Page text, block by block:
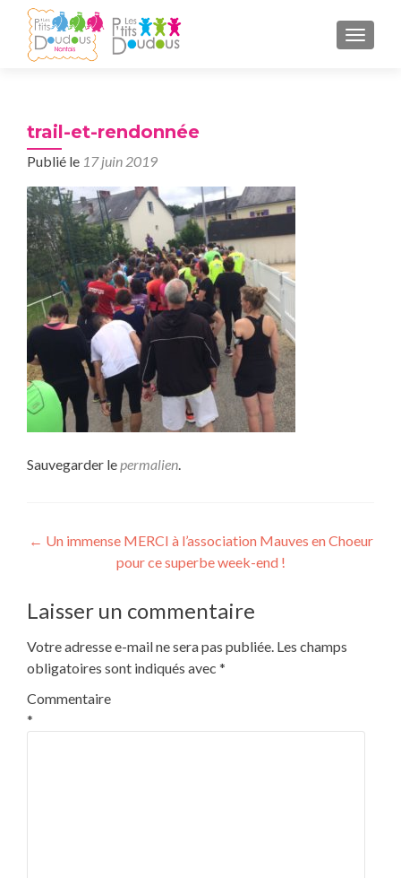
trail-et-rendonnée
Publié le 17 juin 2019
Sauvegarder lepermalien.
Navigation
l’article
← Un immense MERCI à l’association Mauves en Choeur
pour ce superbe week-end !
Laisser un commentaire
Votre adresse e-mail ne sera pas publiée. Les champs
obligatoires sont indiqués avec *
Commentaire
*